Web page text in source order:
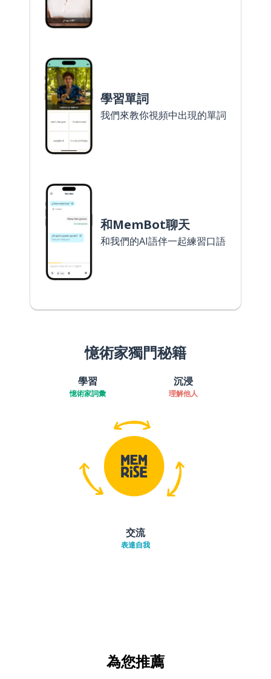
學習單詞
我們來教你視頻中出現的單詞
和MemBot聊天
和我們的AI語伴一起練習口語
憶術家獨門秘籍
學習
憶術家詞彙
沉浸
理解他人
交流
表達自我
為您推薦